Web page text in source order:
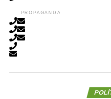
PROPAGANDA